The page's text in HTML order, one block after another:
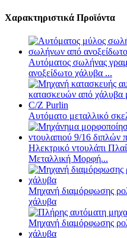
Χαρακτηριστικά Προϊόντα
Αυτόματος σωλήνας
ανοξείδωτο χάλυβα ...
Αυτόματο μεταλλικό
Ηλεκτρικό ντουλάπι
Μεταλλική Μορφή...
Μηχανή διαμόρφωσης
χάλυβα